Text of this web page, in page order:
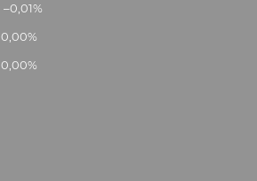
–0,01%
0,00%
0,00%